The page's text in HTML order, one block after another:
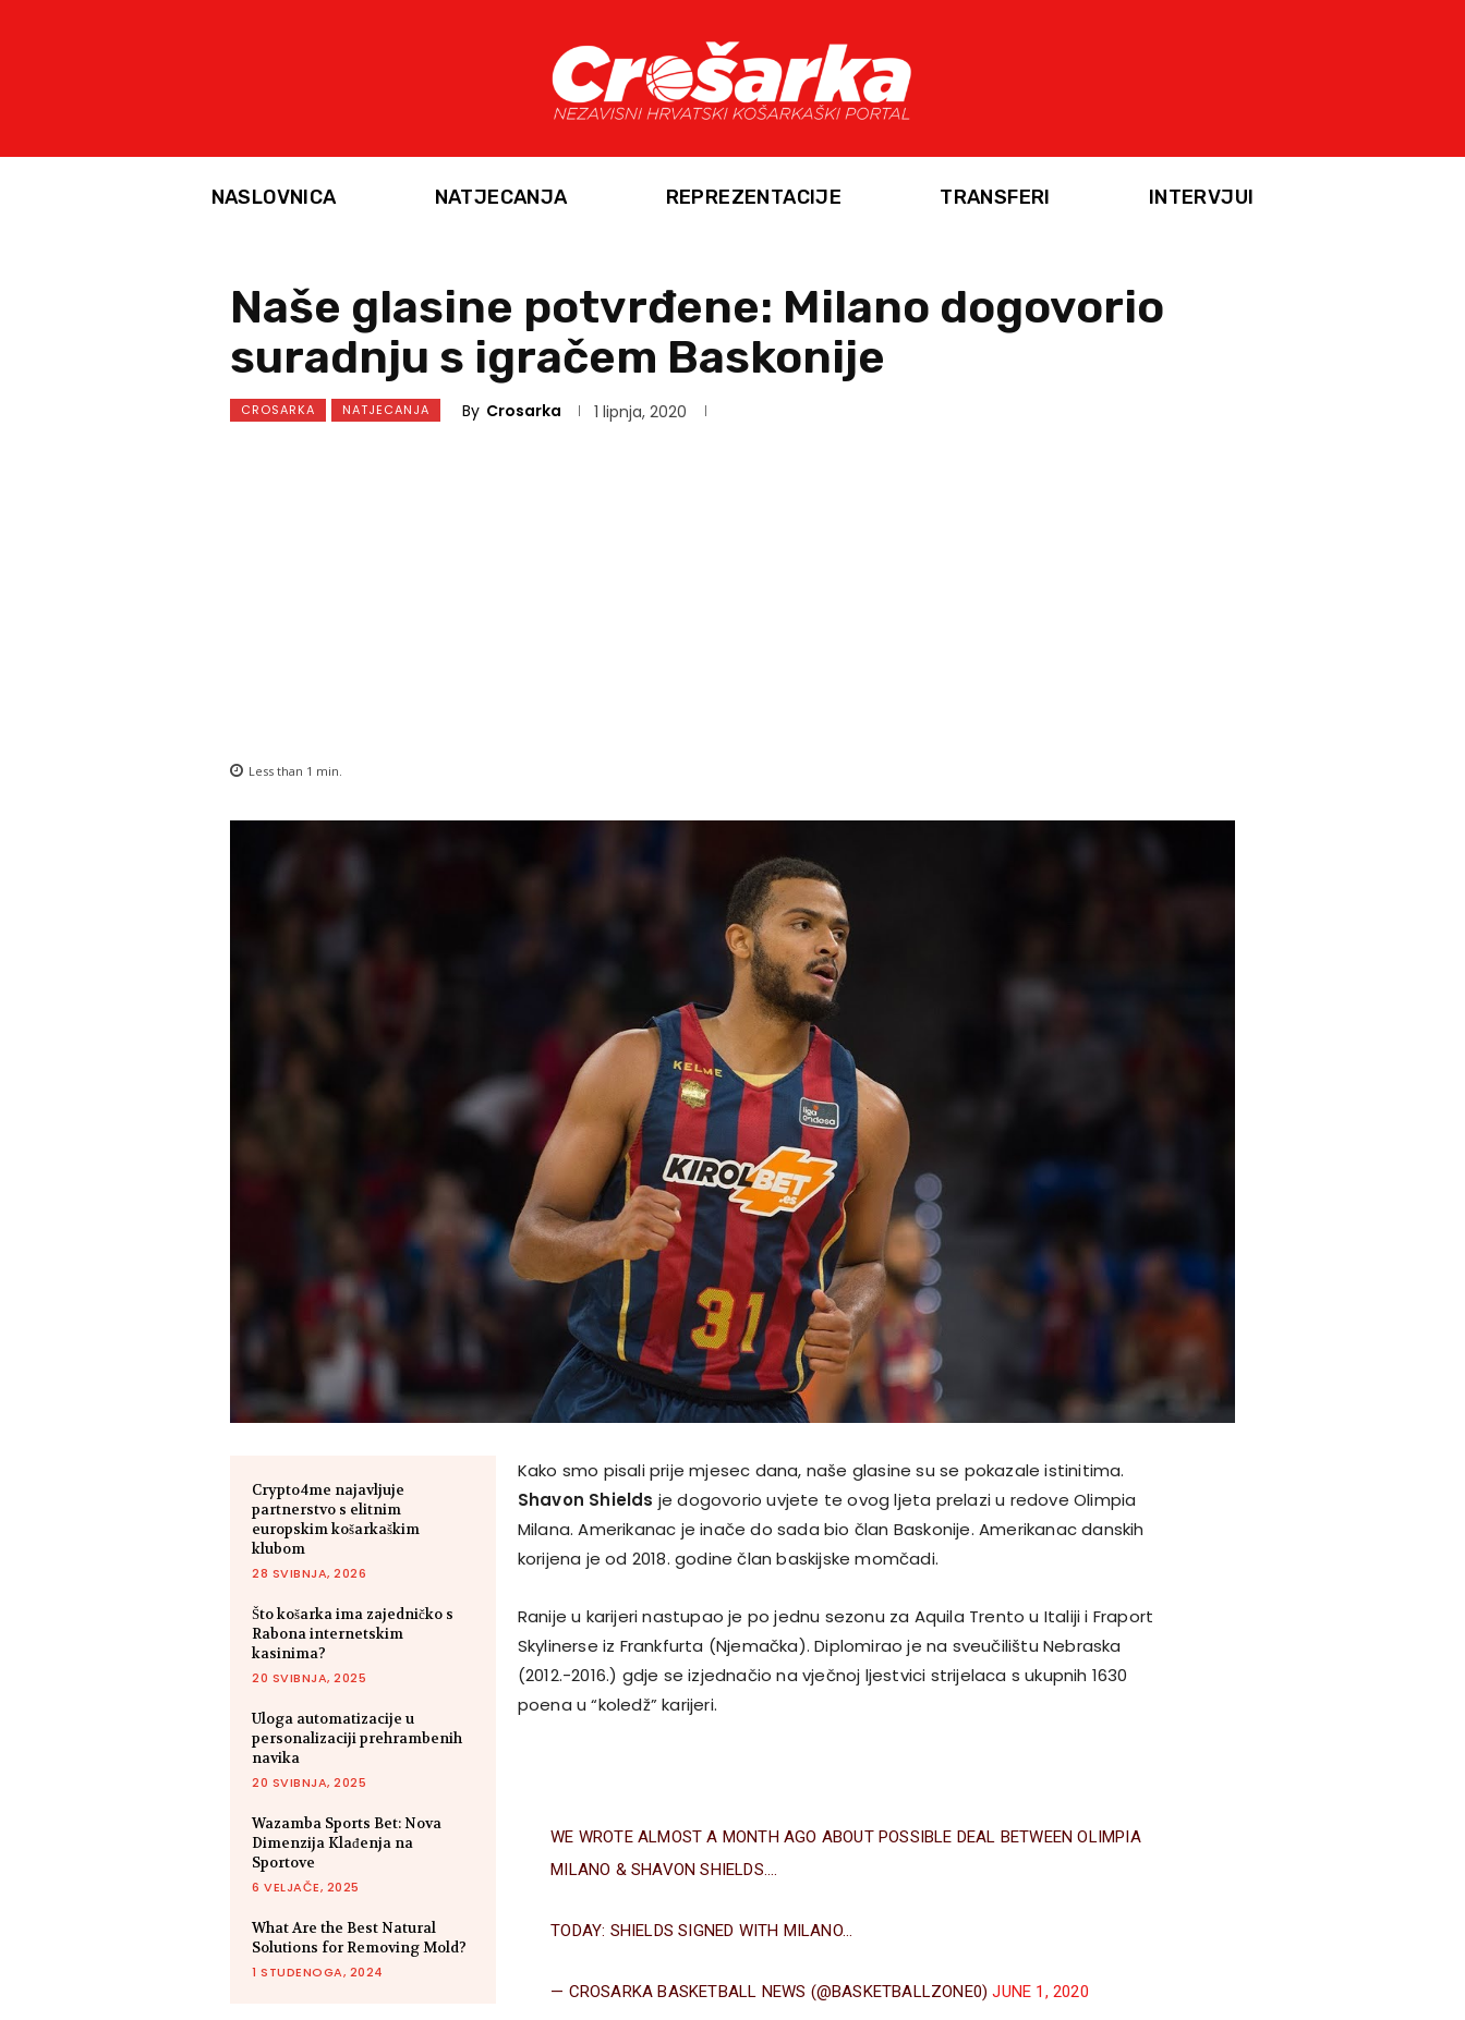
NASLOVNICA NATJECANJA REPREZENTACIJE TRANSFERI INTERVJUI
Naše glasine potvrđene: Milano dogovorio
suradnju s igračem Baskonije
CROSARKA NATJECANJA By Crosarka 1 lipnja, 2020
Less than 1 min.
Crypto4me najavljuje
partnerstvo s elitnim
europskim košarkaškim
klubom
28 SVIBNJA, 2026
Što košarka ima zajedničko s
Rabona internetskim
kasinima?
20 SVIBNJA, 2025
Uloga automatizacije u
personalizaciji prehrambenih
navika
20 SVIBNJA, 2025
Wazamba Sports Bet: Nova
Dimenzija Klađenja na
Sportove
6 VELJAČE, 2025
What Are the Best Natural
Solutions for Removing Mold?
1 STUDENOGA, 2024
Kako smo pisali prije mjesec dana, naše glasine su se pokazale istinitima.
Shavon Shields je dogovorio uvjete te ovog ljeta prelazi u redove Olimpia
Milana. Amerikanac je inače do sada bio član Baskonije. Amerikanac danskih
korijena je od 2018. godine član baskijske momčadi.
Ranije u karijeri nastupao je po jednu sezonu za Aquila Trento u Italiji i Fraport
Skylinerse iz Frankfurta (Njemačka). Diplomirao je na sveučilištu Nebraska
(2012.-2016.) gdje se izjednačio na vječnoj ljestvici strijelaca s ukupnih 1630
poena u “koledž” karijeri.
WE WROTE ALMOST A MONTH AGO ABOUT POSSIBLE DEAL BETWEEN OLIMPIA
MILANO & SHAVON SHIELDS….
TODAY: SHIELDS SIGNED WITH MILANO…
— CROSARKA BASKETBALL NEWS (@BASKETBALLZONE0)JUNE 1, 2020